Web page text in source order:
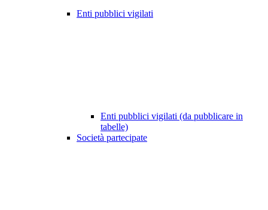
Enti pubblici vigilati
Enti pubblici vigilati (da pubblicare in
tabelle)
Società partecipate